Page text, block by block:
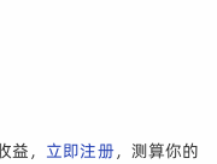
， 立即注册，测算你的